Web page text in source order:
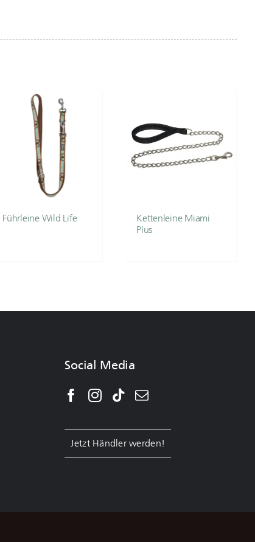
Führleine Wild Life
Kettenleine Miami
Plus
Social Media
Jetzt Händler werden!